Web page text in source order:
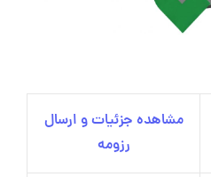
مشاهده جزئیات و ارسال
رزومه